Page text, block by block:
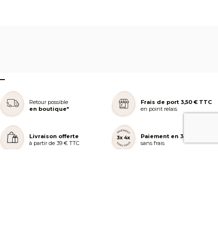
–
Retour possible
en boutique*
Frais de port 3,50 € TTC
en point relais
Livraison offerte
à partir de 39 € TTC
Paiement en 3 ou 4x
sans frais